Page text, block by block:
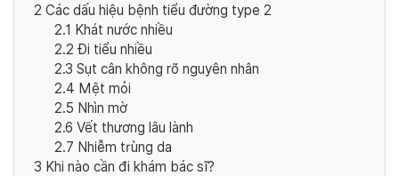
2 Các dấu hiệu bệnh tiểu đường type 2
2.1 Khát nước nhiều
2.2 Đi tiểu nhiều
2.3 Sụt cân không rõ nguyên nhân
2.4 Mệt mỏi
2.5 Nhìn mờ
2.6 Vết thương lâu lành
2.7 Nhiễm trùng da
3 Khi nào cần đi khám bác sĩ?